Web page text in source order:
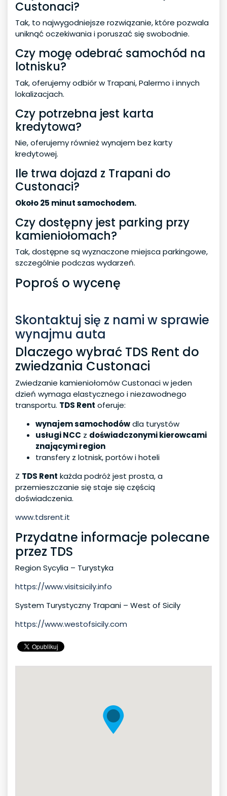
Custonaci?
Tak, to najwygodniejsze rozwiązanie, które pozwala
uniknąć oczekiwania i poruszać się swobodnie.
Czy mogę odebrać samochód na
lotnisku?
Tak, oferujemy odbiór w Trapani, Palermo i innych
lokalizacjach.
Czy potrzebna jest karta
kredytowa?
Nie, oferujemy również wynajem bez karty
kredytowej.
Ile trwa dojazd z Trapani do
Custonaci?
Około 25 minut samochodem.
Czy dostępny jest parking przy
kamieniołomach?
Tak, dostępne są wyznaczone miejsca parkingowe,
szczególnie podczas wydarzeń.
Poproś o wycenę
Skontaktuj się z nami w sprawie
wynajmu auta
Dlaczego wybrać TDS Rent do
zwiedzania Custonaci
Zwiedzanie kamieniołomów Custonaci w jeden
dzień wymaga elastycznego i niezawodnego
transportu. TDS Rent oferuje:
wynajem samochodówdla turystów
usługi NCC z doświadczonymi kierowcami
znającymi region
transfery z lotnisk, portów i hoteli
Z TDS Rent każda podróż jest prosta, a
przemieszczanie się staje się częścią
doświadczenia.
www.tdsrent.it
Przydatne informacje polecane
przez TDS
Region Sycylia – Turystyka
https://www.visitsicily.info
System Turystyczny Trapani – West of Sicily
https://www.westofsicily.com